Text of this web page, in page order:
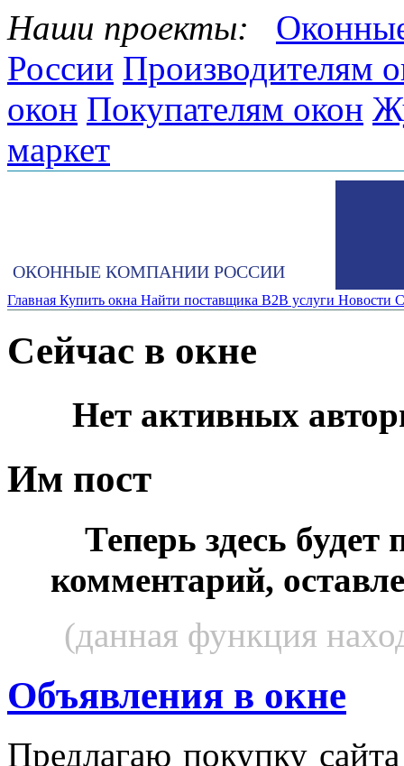
Наши проекты:
России Производителям
окон Покупателям окон
маркет
ОКОННЫЕ КОМПАНИИ РОССИИ
Главная Купить окна Найти поставщика B2B услуги Новости
Сейчас в окне
Нет активных
Им пост
Теперь здесь будет
комментарий,
(данная функция
Объявления в окне
Пред­ла­гаю по­куп­ку